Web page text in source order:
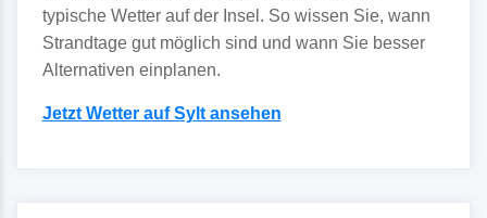
typische Wetter auf der Insel. So wissen Sie, wann
Strandtage gut möglich sind und wann Sie besser
Alternativen einplanen.
Jetzt Wetter auf Sylt ansehen